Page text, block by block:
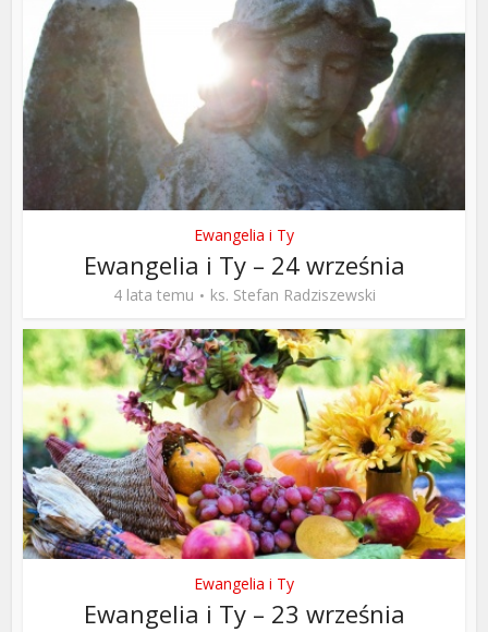
Ewangelia i Ty
Ewangelia i Ty – 24 września
4 lata temu ks. Stefan Radziszewski
Ewangelia i Ty
Ewangelia i Ty – 23 września